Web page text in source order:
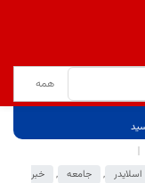
اسلایدر , جامعه ,
خبر